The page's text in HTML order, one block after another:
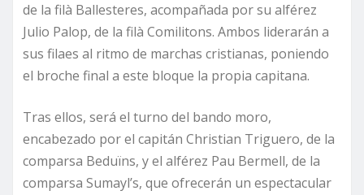
de la filà Ballesteres, acompañada por su alférez
Julio Palop, de la filà Comilitons. Ambos liderarán a
sus filaes al ritmo de marchas cristianas, poniendo
el broche final a este bloque la propia capitana.
Tras ellos, será el turno del bando moro,
encabezado por el capitán Christian Triguero, de la
comparsa Beduïns, y el alférez Pau Bermell, de la
comparsa Sumayl’s, que ofrecerán un espectacular